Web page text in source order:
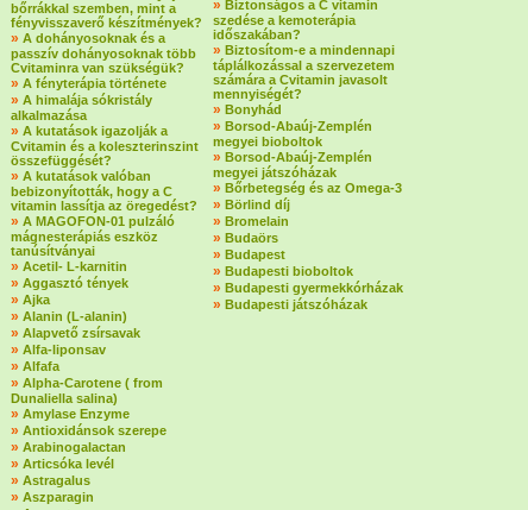
bőrrákkal szemben, mint a
fényvisszaverő készítmények?
» A dohányosoknak és a
passzív dohányosoknak több
Cvitaminra van szükségük?
» A fényterápia története
» A himalája sókristály
alkalmazása
» A kutatások igazolják a
Cvitamin és a koleszterinszint
összefüggését?
» A kutatások valóban
bebizonyították, hogy a C
vitamin lassítja az öregedést?
» A MAGOFON-01 pulzáló
mágnesterápiás eszköz
tanúsítványai
» Acetil- L-karnitin
» Aggasztó tények
» Ajka
» Alanin (L-alanin)
» Alapvető zsírsavak
» Alfa-liponsav
» Alfafa
» Alpha-Carotene ( from
Dunaliella salina)
» Amylase Enzyme
» Antioxidánsok szerepe
» Arabinogalactan
» Articsóka levél
» Astragalus
» Aszparagin
» Biztonságos a C vitamin
szedése a kemoterápia
időszakában?
» Biztosítom-e a mindennapi
táplálkozással a szervezetem
számára a Cvitamin javasolt
mennyiségét?
» Bonyhád
» Borsod-Abaúj-Zemplén
megyei bioboltok
» Borsod-Abaúj-Zemplén
megyei játszóházak
» Bőrbetegség és az Omega-3
» Börlind díj
» Bromelain
» Budaörs
» Budapest
» Budapesti bioboltok
» Budapesti gyermekkórházak
» Budapesti játszóházak